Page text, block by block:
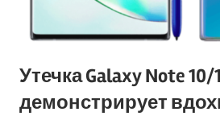
Утечка Galaxy Note 10/
демонстрирует